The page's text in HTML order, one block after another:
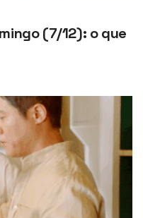
(7/12): o que